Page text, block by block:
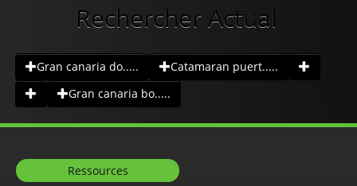
Rechercher Actual
Gran canaria do.....
Catamaran puert.....
Gran canaria bo.....
Ressources